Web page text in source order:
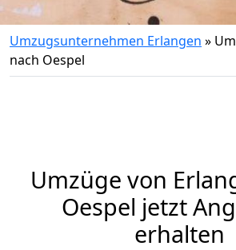
Umzugsunternehmen Erlangen »
nach Oespel
Umzüge von
Oespel jetzt
erhalten